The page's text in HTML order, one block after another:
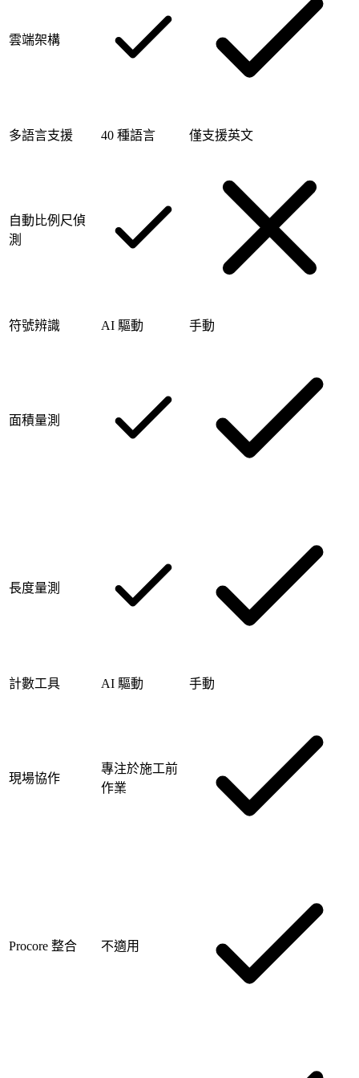
雲端架構
多語言支援 40 種語言 僅支援英文
自動比例尺偵
測
符號辨識 AI 驅動 手動
面積量測
長度量測
計數工具 AI 驅動 手動
現場協作
專注於施工前
作業
Procore 整合 不適用